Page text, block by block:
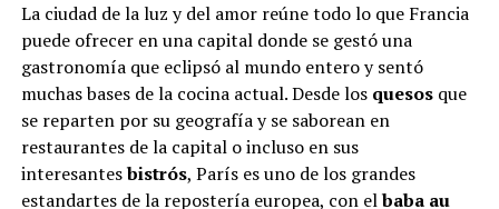
La ciudad de la luz y del amor reúne todo lo que Francia
puede ofrecer en una capital donde se gestó una
gastronomía que eclipsó al mundo entero y sentó
muchas bases de la cocina actual. Desde los quesos que
se reparten por su geografía y se saborean en
restaurantes de la capital o incluso en sus
interesantesbistrós, París es uno de los grandes
estandartes de la repostería europea, con elbaba au